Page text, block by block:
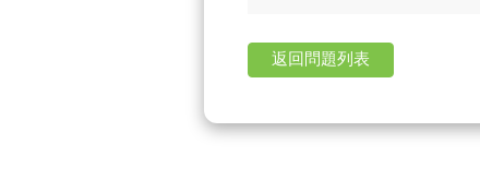
返回問題列表